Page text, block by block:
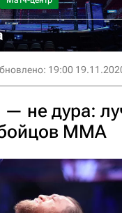
19:00
— не дура:
MMA